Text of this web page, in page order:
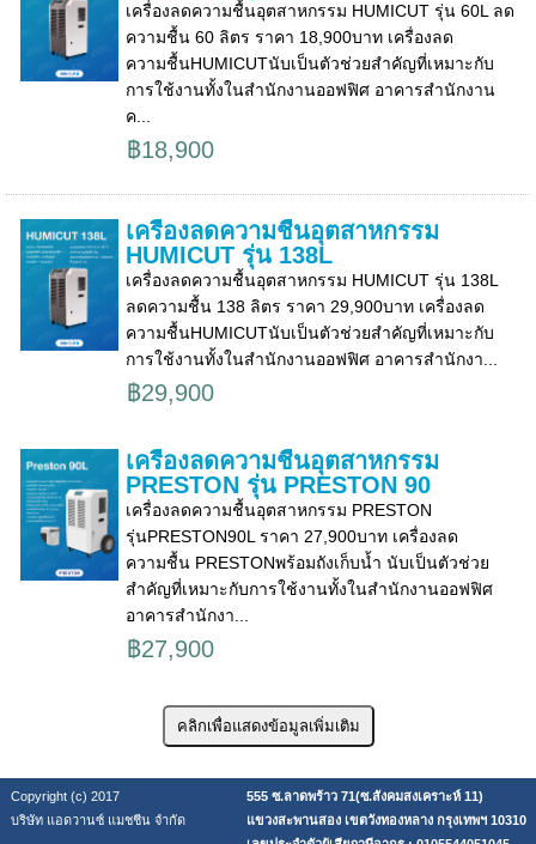
เครื่องลดความชื้นอุตสาหกรรม HUMICUT รุ่น 60L ลด
ความชื้น 60 ลิตร ราคา 18,900บาท เครื่องลด
ความชื้นHUMICUTนับเป็นตัวช่วยสำคัญที่เหมาะกับ
การใช้งานทั้งในสำนักงานออฟฟิศ อาคารสำนักงาน
ค...
฿18,900
เครื่องลดความชื้นอุตสาหกรรม
HUMICUT รุ่น 138L
เครื่องลดความชื้นอุตสาหกรรม HUMICUT รุ่น 138L
ลดความชื้น 138 ลิตร ราคา 29,900บาท เครื่องลด
ความชื้นHUMICUTนับเป็นตัวช่วยสำคัญที่เหมาะกับ
การใช้งานทั้งในสำนักงานออฟฟิศ อาคารสำนักงา...
฿29,900
เครื่องลดความชื้นอุตสาหกรรม
PRESTON รุ่น PRESTON 90
เครื่องลดความชื้นอุตสาหกรรม PRESTON
รุ่นPRESTON90L ราคา 27,900บาท เครื่องลด
ความชื้น PRESTONพร้อมถังเก็บน้ำ นับเป็นตัวช่วย
สำคัญที่เหมาะกับการใช้งานทั้งในสำนักงานออฟฟิศ
อาคารสำนักงา...
฿27,900
Copyright (c) 2017
555 ซ.ลาดพร้าว 71(ซ.สังคมสงเคราะห์ 11)
บริษัท แอดวานซ์ แมชชีน จำกัด
แขวงสะพานสอง เขตวังทองหลาง กรุงเทพฯ 10310